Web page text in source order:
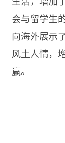
会与留学生
向海外展示
风土人情，
赢。